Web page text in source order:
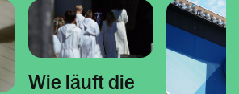
Wie läuft die